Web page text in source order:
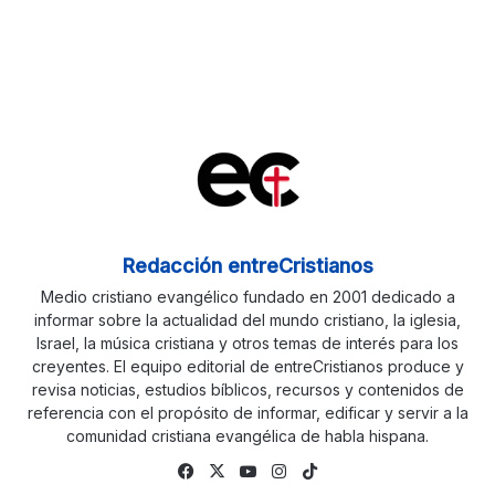
Redacción entreCristianos
Medio cristiano evangélico fundado en 2001 dedicado a
informar sobre la actualidad del mundo cristiano, la iglesia,
Israel, la música cristiana y otros temas de interés para los
creyentes. El equipo editorial de entreCristianos produce y
revisa noticias, estudios bíblicos, recursos y contenidos de
referencia con el propósito de informar, edificar y servir a la
comunidad cristiana evangélica de habla hispana.
Facebook
X YouTubeInstagram